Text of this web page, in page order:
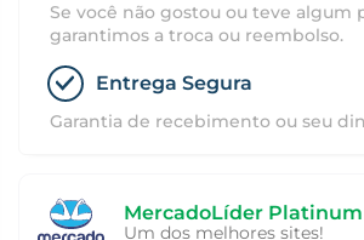
Se você não gostou ou teve algum
garantimos a troca ou reembolso.
Entrega Segura
Garantia de recebimento ou seu
MercadoLíder Platinum
Um dos melhores sites!